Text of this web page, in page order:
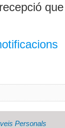
Personals